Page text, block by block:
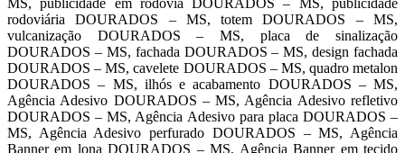
rodoviária DOURADOS – MS, totem DOURADOS – MS,
vulcanização DOURADOS – MS, placa de sinalização
DOURADOS – MS, fachada DOURADOS – MS, design fachada
DOURADOS – MS, cavelete DOURADOS – MS, quadro metalon
DOURADOS – MS, ilhós e acabamento DOURADOS – MS,
Agência Adesivo DOURADOS – MS, Agência Adesivo refletivo
DOURADOS – MS, Agência Adesivo para placa DOURADOS –
MS, Agência Adesivo perfurado DOURADOS – MS, Agência
Banner em lona DOURADOS – MS, Agência Banner em tecido